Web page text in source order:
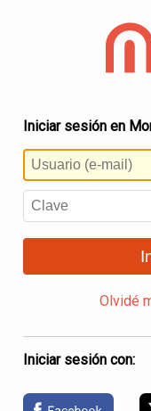
Iniciar sesión en
Olvidé
Iniciar sesión con: